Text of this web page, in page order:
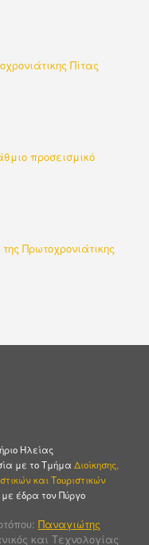
Πίτας
προσεισμικό
Πρωτοχρονιάτικης
Ηλείας
με το Τμήμα Διοίκησης,
και Τουριστικών
έδρα τον Πύργο
Παναγιώτης
και Τεχνολογίας